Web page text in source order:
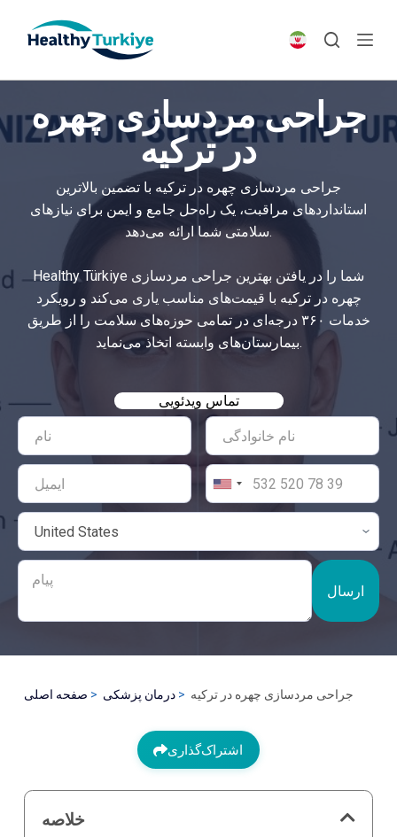
p
جراحی مرد‌سازی چهره
در ترکیه
جراحی مرد‌سازی چهره در ترکیه با تضمین بالاترین
استانداردهای مراقبت، یک راه‌حل جامع و ایمن برای نیازهای
سلامتی شما ارائه می‌دهد.
Healthy Türkiye شما را در یافتن بهترین جراحی مردسازی
چهره در ترکیه با قیمت‌های مناسب یاری می‌کند و رویکرد
خدمات ۳۶۰ درجه‌ای در تمامی حوزه‌های سلامت را از طریق
بیمارستان‌های وابسته اتخاذ می‌نماید.
تماس ویدئویی
ارسال
صفحه اصلی درمان پزشکی جراحی مرد‌سازی چهره در ترکیه
اشتراک‌گذاری
خلاصه